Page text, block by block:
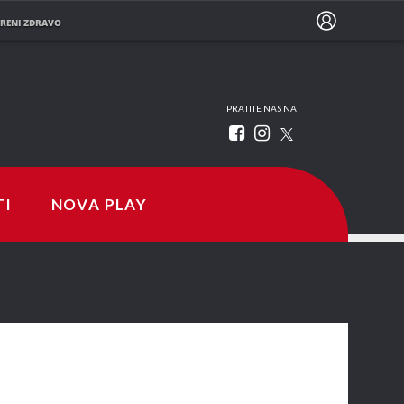
ZDRAVO
PRATITE NAS NA
NOVA PLAY